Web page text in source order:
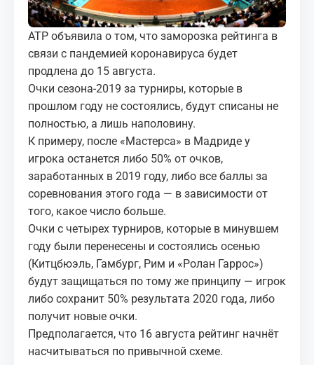
МЕДИА
КОРТЫ
КОНТАКТЫ
UZ-PIN
ATP объявила о том, что заморозка рейтинга в
связи с пандемией коронавируса будет
продлена до 15 августа.
Очки сезона-2019 за турниры, которые в
прошлом году не состоялись, будут списаны не
полностью, а лишь наполовину.
К примеру, после «Мастерса» в Мадриде у
игрока останется либо 50% от очков,
заработанных в 2019 году, либо все баллы за
соревнования этого года — в зависимости от
того, какое число больше.
Очки с четырех турниров, которые в минувшем
году были перенесены и состоялись осенью
(Китцбюэль, Гамбург, Рим и «Ролан Гаррос»)
будут защищаться по тому же принципу — игрок
либо сохранит 50% результата 2020 года, либо
получит новые очки.
Предполагается, что 16 августа рейтинг начнёт
насчитываться по привычной схеме.